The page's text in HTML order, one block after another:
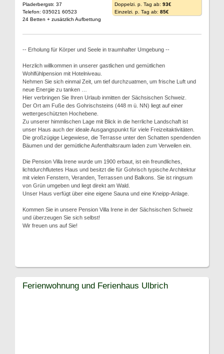
Pladerbergstr. 37
Telefon: 035021 60523
24 Betten + zusätzlich Aufbettung
Doppelzi. p. Tag ab: 93€
Einzelzi. p. Tag ab: 85€
-- Erholung für Körper und Seele in traumhafter Umgebung --
Herzlich willkommen in unserer gastlichen und gemütlichen
Wohlfühlpension mit Hotelniveau.
Nehmen Sie sich einmal Zeit, um tief durchzuatmen, um frische Luft und
neue Energie zu tanken …
Hier verbringen Sie Ihren Urlaub inmitten der Sächsischen Schweiz.
Der Ort am Fuße des Gohrischsteins (448 m ü. NN) liegt auf einer
wettergeschützten Hochebene.
Zu unserer himmlischen Lage mit Blick in die herrliche Landschaft ist
unser Haus auch der ideale Ausgangspunkt für viele Freizeitaktivitäten.
Die großzügige Liegewiese, die Terrasse unter den Schatten spendenden
Bäumen und der gemütliche Aufenthaltsraum laden zum Verweilen ein.
Die Pension Villa Irene wurde um 1900 erbaut, ist ein freundliches,
lichtdurchflutetes Haus und besitzt die für Gohrisch typische Architektur
mit vielen Fenstern, Veranden, Terrassen und Balkons. Sie ist ringsum
von Grün umgeben und liegt direkt am Wald.
Unser Haus verfügt über eine eigene Sauna und eine Kneipp-Anlage.
Kommen Sie in unsere Pension Villa Irene in der Sächsischen Schweiz
und überzeugen Sie sich selbst!
Wir freuen uns auf Sie!
Ferienwohnung und Ferienhaus Ulbrich